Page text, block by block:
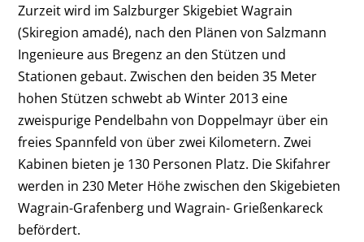
Zurzeit wird im Salzburger Skigebiet Wagrain
(Skiregion amadé), nach den Plänen von Salzmann
Ingenieure aus Bregenz an den Stützen und
Stationen gebaut. Zwischen den beiden 35 Meter
hohen Stützen schwebt ab Winter 2013 eine
zweispurige Pendelbahn von Doppelmayr über ein
freies Spannfeld von über zwei Kilometern. Zwei
Kabinen bieten je 130 Personen Platz. Die Skifahrer
werden in 230 Meter Höhe zwischen den Skigebieten
Wagrain-Grafenberg und Wagrain- Grießenkareck
befördert.